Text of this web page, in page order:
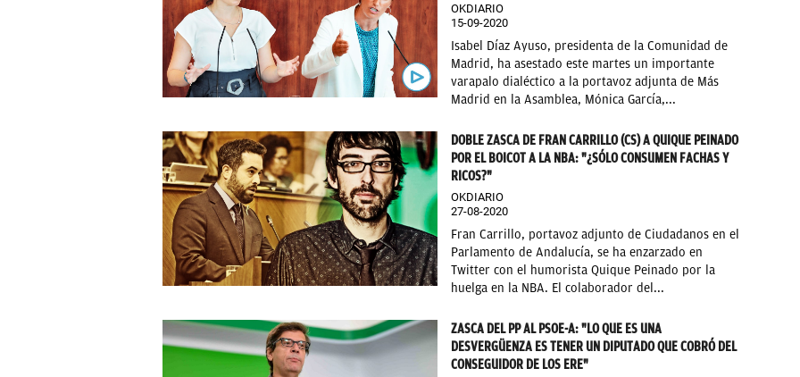
OKDIARIO
15-09-2020
Isabel Díaz Ayuso, presidenta de la Comunidad de
Madrid, ha asestado este martes un importante
varapalo dialéctico a la portavoz adjunta de Más
Madrid en la Asamblea, Mónica García,...
DOBLE ZASCA DE FRAN CARRILLO (CS) A QUIQUE PEINADO
POR EL BOICOT A LA NBA: "¿SÓLO CONSUMEN FACHAS Y
RICOS?"
OKDIARIO
27-08-2020
Fran Carrillo, portavoz adjunto de Ciudadanos en el
Parlamento de Andalucía, se ha enzarzado en
Twitter con el humorista Quique Peinado por la
huelga en la NBA. El colaborador del...
ZASCA DEL PP AL PSOE-A: "LO QUE ES UNA
DESVERGÜENZA ES TENER UN DIPUTADO QUE COBRÓ DEL
CONSEGUIDOR DE LOS ERE"